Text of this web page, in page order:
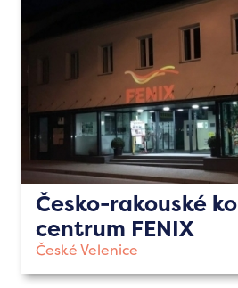
Česko-rakouské
centrum FENIX
České Velenice